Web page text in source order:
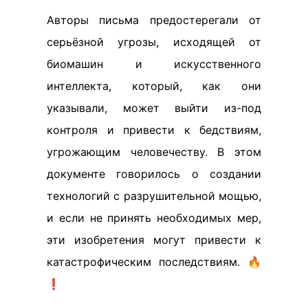
Авторы письма предостерегали от
серьёзной угрозы, исходящей от
биомашин и искусственного
интеллекта, который, как они
указывали, может выйти из-под
контроля и привести к бедствиям,
угрожающим человечеству. В этом
документе говорилось о создании
технологий с разрушительной мощью,
и если не принять необходимых мер,
эти изобретения могут привести к
катастрофическим последствиям. 🔥
❗